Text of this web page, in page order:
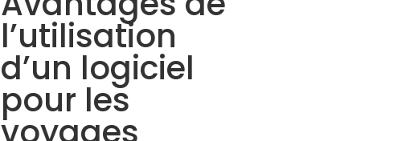
l’utilisation
d’un logiciel
pour les